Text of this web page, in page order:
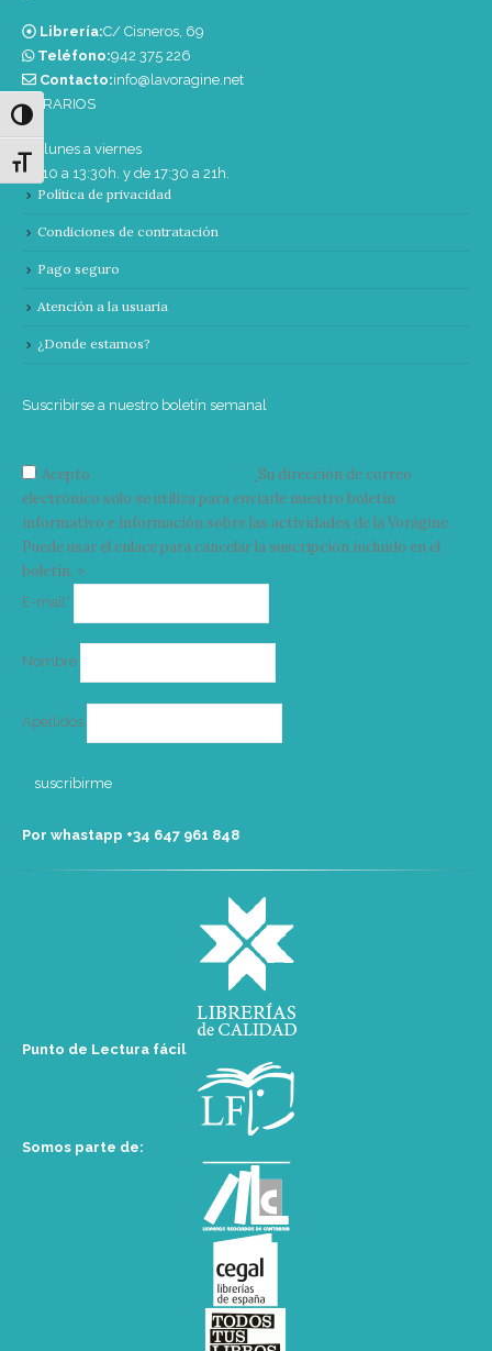
Alternar alto contraste
Alternar tamaño de letra
Librería:C/ Cisneros, 69
Teléfono:‭942 375 226‬
Contacto:info@lavoragine.net
HORARIOS
De lunes a viernes
de 10 a 13:30h. y de 17:30 a 21h.
Política de privacidad
Condiciones de contratación
Pago seguro
Atención a la usuaria
¿Donde estamos?
Suscribirse a nuestro boletín semanal
Acepto
Su dirección de correo
electrónico solo se utiliza para enviarle nuestro boletín
informativo e información sobre las actividades de la Vorágine.
Puede usar el enlace para cancelar la suscripción incluido en el
boletín. >
E-mail*
Nombre
Apellidos
Por whastapp +34 ‭647 961 848‬
Punto de Lectura fácil
Somos parte de: